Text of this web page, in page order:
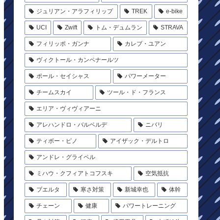
ジュリアン・アラフィリップ TREK e-bike
UCI Zwift トム・デュムラン STRAVA
フィリッポ・ガンナ カレブ・ユアン
ヴィクトール・カンペナールツ
ポール・セイシャス パワーメーター
チームスカイ ツール・ド・フランス
エリア・ヴィヴィアーニ
アレハンドロ・バルベルデ ニバリ
ティボー・ピノ アイザック・デルトロ
アンドレ・グライペル
ミハウ・クフィアトコフスキ 空気抵抗
ブエルタ 寒さ対策 新城幸也 体幹
チェーン 健康 パワートレーニング